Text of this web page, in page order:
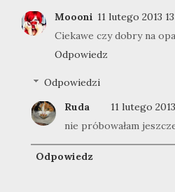
Moooni 11 lutego 2013
Ciekawe czy dobry na
Odpowiedz
Odpowiedzi
Ruda
11 lutego
nie próbowałam
Odpowiedz